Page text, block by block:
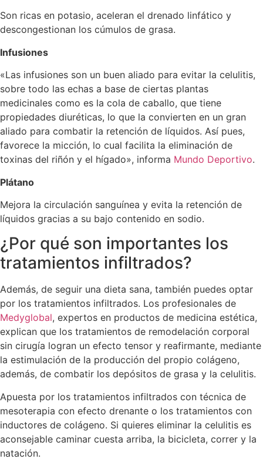
Son ricas en potasio, aceleran el drenado linfático y
descongestionan los cúmulos de grasa.
Infusiones
«Las infusiones son un buen aliado para evitar la celulitis,
sobre todo las echas a base de ciertas plantas
medicinales como es la cola de caballo, que tiene
propiedades diuréticas, lo que la convierten en un gran
aliado para combatir la retención de líquidos. Así pues,
favorece la micción, lo cual facilita la eliminación de
toxinas del riñón y el hígado», informa Mundo Deportivo.
Plátano
Mejora la circulación sanguínea y evita la retención de
líquidos gracias a su bajo contenido en sodio.
¿Por qué son importantes los
tratamientos infiltrados?
Además, de seguir una dieta sana, también puedes optar
por los tratamientos infiltrados. Los profesionales de
Medyglobal, expertos en productos de medicina estética,
explican que los tratamientos de remodelación corporal
sin cirugía logran un efecto tensor y reafirmante, mediante
la estimulación de la producción del propio colágeno,
además, de combatir los depósitos de grasa y la celulitis.
Apuesta por los tratamientos infiltrados con técnica de
mesoterapia con efecto drenante o los tratamientos con
inductores de colágeno. Si quieres eliminar la celulitis es
aconsejable caminar cuesta arriba, la bicicleta, correr y la
natación.